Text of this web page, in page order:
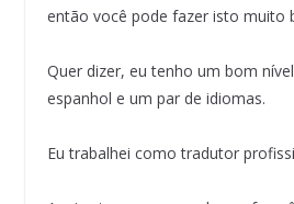
então você pode fazer isto muito
Quer dizer, eu tenho um bom
espanhol e um par de idiomas.
Eu trabalhei como tradutor